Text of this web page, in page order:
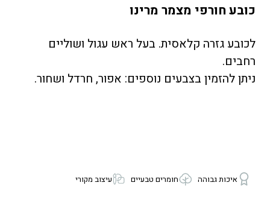
כובע חורפי מצמר מרינו
לכובע גזרה קלאסית. בעל ראש עגול ושוליים
רחבים.
ניתן להזמין בצבעים נוספים: אפור, חרדל ושחור.
איכות גבוהה חומרים טבעיים עיצוב מקורי